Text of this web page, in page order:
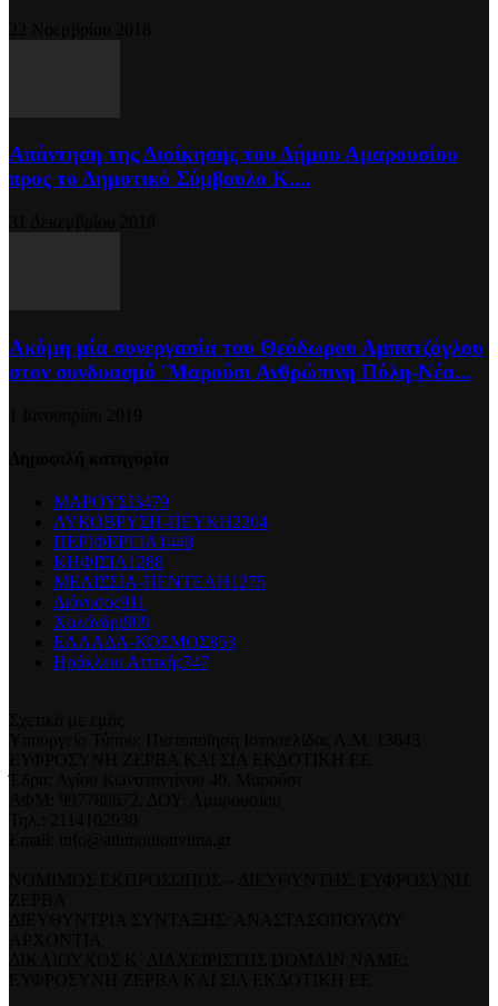
Απάντηση της Διοίκησης του Δήμου Αμαρουσίου
προς το Δημοτικό Σύμβουλο Κ....
Ακόμη μία συνεργασία του Θεόδωρου Αμπατζόγλου
στον συνδυασμό ¨Μαρούσι Ανθρώπινη Πόλη-Νέα...
ΜΑΡΟΥΣΙ3479
ΛΥΚΟΒΡΥΣΗ-ΠΕΥΚΗ2204
ΠΕΡΙΦΕΡΕΙΑ1448
ΚΗΦΙΣΙΑ1288
ΜΕΛΙΣΣΙΑ-ΠΕΝΤΕΛΗ1275
Διόνυσος911
Χαλάνδρι909
ΕΛΛΑΔΑ-ΚΟΣΜΟΣ853
Ηράκλειο Αττικής747